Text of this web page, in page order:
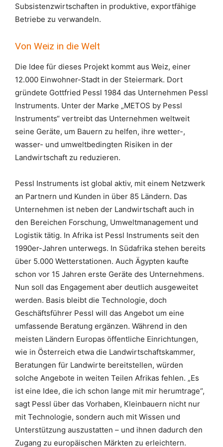
Subsistenzwirtschaften in produktive, exportfähige
Betriebe zu verwandeln.
Von Weiz in die Welt
Die Idee für dieses Projekt kommt aus Weiz, einer
12.000 Einwohner-Stadt in der Steiermark. Dort
gründete Gottfried Pessl 1984 das Unternehmen Pessl
Instruments. Unter der Marke „METOS by Pessl
Instruments“ vertreibt das Unternehmen weltweit
seine Geräte, um Bauern zu helfen, ihre wetter-,
wasser- und umweltbedingten Risiken in der
Landwirtschaft zu reduzieren.
Pessl Instruments ist global aktiv, mit einem Netzwerk
an Partnern und Kunden in über 85 Ländern. Das
Unternehmen ist neben der Landwirtschaft auch in
den Bereichen Forschung, Umweltmanagement und
Logistik tätig. In Afrika ist Pessl Instruments seit den
1990er-Jahren unterwegs. In Südafrika stehen bereits
über 5.000 Wetterstationen. Auch Ägypten kaufte
schon vor 15 Jahren erste Geräte des Unternehmens.
Nun soll das Engagement aber deutlich ausgeweitet
werden. Basis bleibt die Technologie, doch
Geschäftsführer Pessl will das Angebot um eine
umfassende Beratung ergänzen. Während in den
meisten Ländern Europas öffentliche Einrichtungen,
wie in Österreich etwa die Landwirtschaftskammer,
Beratungen für Landwirte bereitstellen, würden
solche Angebote in weiten Teilen Afrikas fehlen. „Es
ist eine Idee, die ich schon lange mit mir herumtrage“,
sagt Pessl über das Vorhaben, Kleinbauern nicht nur
mit Technologie, sondern auch mit Wissen und
Unterstützung auszustatten – und ihnen dadurch den
Zugang zu europäischen Märkten zu erleichtern.